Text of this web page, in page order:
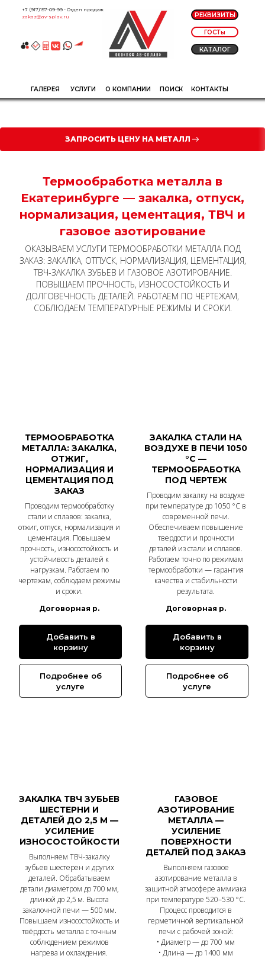
РЕКВИЗИТЫ
ГОСТы
ГАЛЕРЕЯ О КОМПАНИИ ПОИСК
+7 (917)157-09-99 - Отдел продаж
zakaz@av-splav.ru
КАТАЛОГ
УСЛУГИ КОНТАКТЫ
ЗАПРОСИТЬ ЦЕНУ НА МЕТАЛЛ
Термообработка металла в
Екатеринбурге — закалка, отпуск,
нормализация, цементация, ТВЧ и
газовое азотирование
ОКАЗЫВАЕМ УСЛУГИ ТЕРМООБРАБОТКИ МЕТАЛЛА ПОД
ЗАКАЗ: ЗАКАЛКА, ОТПУСК, НОРМАЛИЗАЦИЯ, ЦЕМЕНТАЦИЯ,
ТВЧ-ЗАКАЛКА ЗУБЬЕВ И ГАЗОВОЕ АЗОТИРОВАНИЕ.
ПОВЫШАЕМ ПРОЧНОСТЬ, ИЗНОСОСТОЙКОСТЬ И
ДОЛГОВЕЧНОСТЬ ДЕТАЛЕЙ. РАБОТАЕМ ПО ЧЕРТЕЖАМ,
СОБЛЮДАЕМ ТЕМПЕРАТУРНЫЕ РЕЖИМЫ И СРОКИ.
ТЕРМООБРАБОТКА
МЕТАЛЛА: ЗАКАЛКА,
ОТЖИГ,
НОРМАЛИЗАЦИЯ И
ЦЕМЕНТАЦИЯ ПОД
ЗАКАЗ
Проводим термообработку
стали и сплавов: закалка,
отжиг, отпуск, нормализация и
цементация. Повышаем
прочность, износостойкость и
устойчивость деталей к
нагрузкам. Работаем по
чертежам, соблюдаем режимы
и сроки.
Договорная р.
Добавить в
корзину
Подробнее об
услуге
ЗАКАЛКА СТАЛИ НА
ВОЗДУХЕ В ПЕЧИ 1050
°C —
ТЕРМООБРАБОТКА
ПОД ЧЕРТЕЖ
Проводим закалку на воздухе
при температуре до 1050 °C в
современной печи.
Обеспечиваем повышение
твердости и прочности
деталей из стали и сплавов.
Работаем точно по режимам
термообработки — гарантия
качества и стабильности
результата.
Договорная р.
Добавить в
корзину
Подробнее об
услуге
ЗАКАЛКА ТВЧ ЗУБЬЕВ
ШЕСТЕРНИ И
ДЕТАЛЕЙ ДО 2,5 М —
УСИЛЕНИЕ
ИЗНОСОСТОЙКОСТИ
Выполняем ТВЧ-закалку
зубьев шестерен и других
деталей. Обрабатываем
детали диаметром до 700 мм,
длиной до 2,5 м. Высота
закалочной печи — 500 мм.
Повышаем износостойкость и
твёрдость металла с точным
соблюдением режимов
нагрева и охлаждения.
ГАЗОВОЕ
АЗОТИРОВАНИЕ
МЕТАЛЛА —
УСИЛЕНИЕ
ПОВЕРХНОСТИ
ДЕТАЛЕЙ ПОД ЗАКАЗ
Выполняем газовое
азотирование металла в
защитной атмосфере аммиака
при температуре 520–530 °C.
Процесс проводится в
герметичной вертикальной
печи с рабочей зоной:
• Диаметр — до 700 мм
• Длина — до 1400 мм